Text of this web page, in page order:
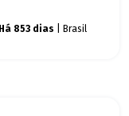
Há 853 dias | Brasil